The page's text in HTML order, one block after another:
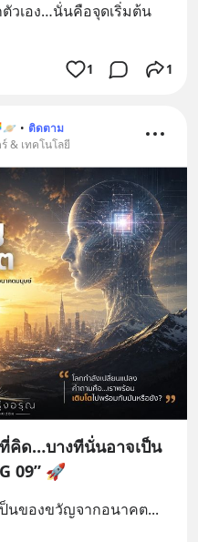
ตัวเอง…นั่นคือจุดเริ่มต้น
1 1
• ติดตาม
& เทคโนโลยี
ที่คิด…บางทีนั่นอาจเป็น
09” 🚀
นของขวัญจากอนาคต